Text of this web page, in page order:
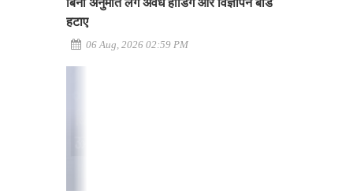
बिना अनुमति लगे अवैध होर्डिंग और विज्ञापन बोर्ड
हटाए
06 Aug, 2026 02:59 PM